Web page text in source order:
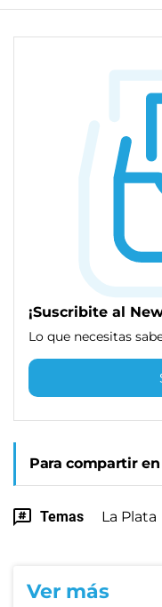
¡Suscribite al
Lo que necesitas
Para compartir
Temas La Plata
Ver más